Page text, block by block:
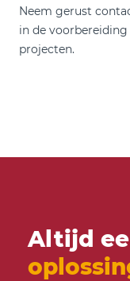
Neem gerust
in de
projecten.
Altijd